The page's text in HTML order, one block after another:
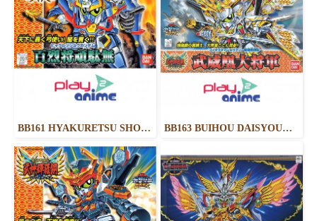
BB161 HYAKURETSU SHO GUNDAM BB163 BUIHOU DAISYOUGUN KIRAHAGANE GOKUSAI VER.